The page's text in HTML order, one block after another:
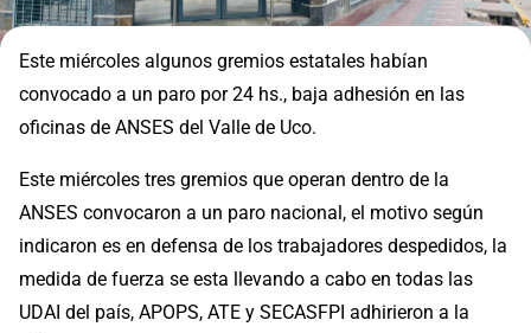
Este miércoles algunos gremios estatales habían
convocado a un paro por 24 hs., baja adhesión en las
oficinas de ANSES del Valle de Uco.
Este miércoles tres gremios que operan dentro de la
ANSES convocaron a un paro nacional, el motivo según
indicaron es en defensa de los trabajadores despedidos, la
medida de fuerza se esta llevando a cabo en todas las
UDAI del país, APOPS, ATE y SECASFPI adhirieron a la